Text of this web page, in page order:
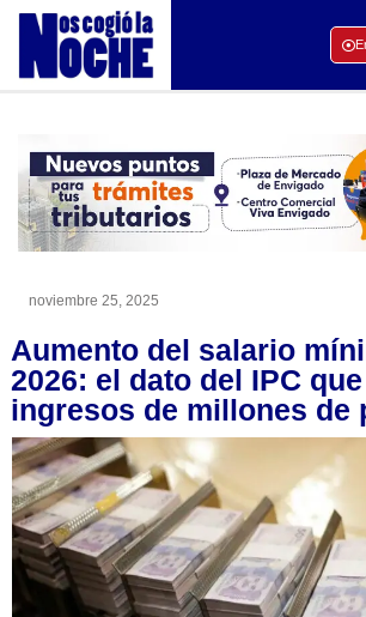
noviembre 25, 2025
Aumento del salario
2026: el dato del IPC
ingresos de millones de